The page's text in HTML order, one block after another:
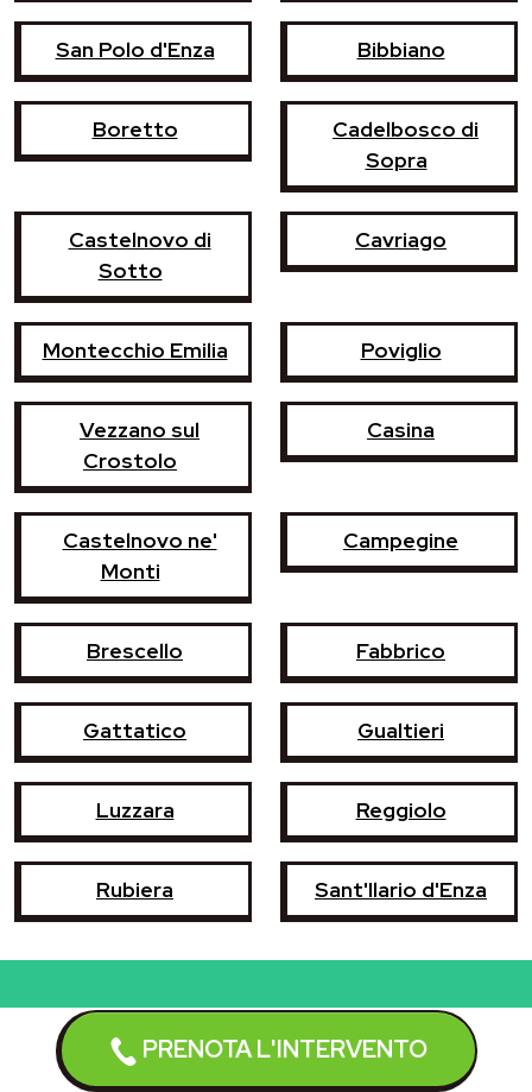
PRENOTA L'INTERVENTO
San Polo d'Enza Bibbiano
Boretto
Cadelbosco di
Sopra
Castelnovo di
Sotto
Cavriago
Montecchio Emilia Poviglio
Vezzano sul
Crostolo
Casina
Castelnovo ne'
Monti
Campegine
Brescello Fabbrico
Gattatico Gualtieri
Luzzara Reggiolo
Rubiera Sant'Ilario d'Enza
Prenota l'intervento